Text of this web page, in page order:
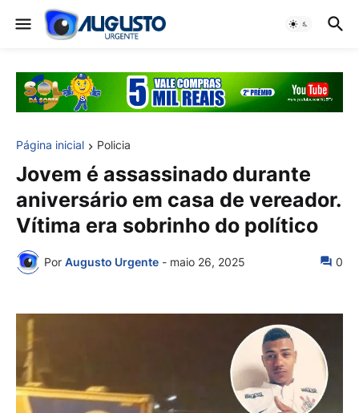
Página inicial Policia
Jovem é assassinado durante
aniversário em casa de vereador.
Vítima era sobrinho do político
Por Augusto Urgente - maio 26, 2025 0